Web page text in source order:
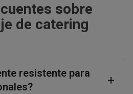
sobre
de catering
resistente para